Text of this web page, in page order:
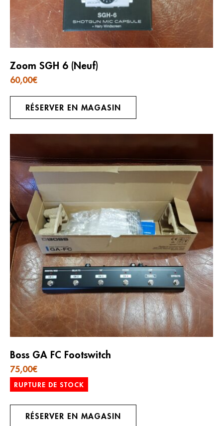
Zoom SGH 6 (Neuf)
60,00€
RÉSERVER EN MAGASIN
Boss GA FC Footswitch
75,00€
RUPTURE DE STOCK
RÉSERVER EN MAGASIN